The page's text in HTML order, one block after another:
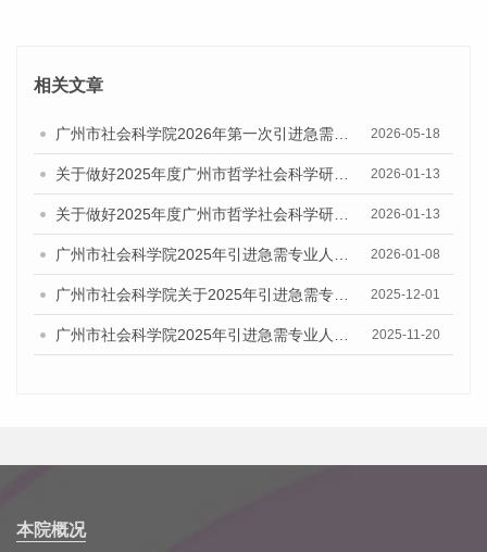
相关文章
2026-05-18
2026-01-13
2026-01-13
2026-01-08
2025-12-01
2025-11-20
本院概况